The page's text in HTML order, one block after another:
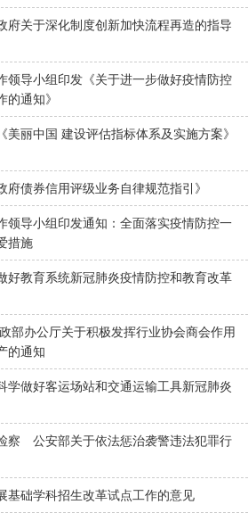
府关于深化制度创新加快流程再造的指导
领导小组印发《关于进一步做好疫情防控
通知》
美丽中国 建设评估指标体系及实施方案》
债券信用评级业务自律规范指引》
领导小组印发通知：全面落实疫情防控一
措施
好教育系统新冠肺炎疫情防控和教育改革
部办公厅关于积极发挥行业协会商会作用
的通知
学做好客运场站和交通运输工具新冠肺炎
察 公安部关于依法惩治袭警违法犯罪行
基础学科招生改革试点工作的意见